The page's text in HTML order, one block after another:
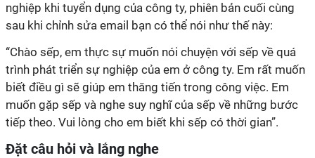
nghiệp khi tuyển dụng của công ty, phiên bản cuối cùng
sau khi chỉnh sửa email bạn có thể nói như thế này:
“Chào sếp, em thực sự muốn nói chuyện với sếp về quá
trình phát triển sự nghiệp của em ở công ty. Em rất muốn
biết điều gì sẽ giúp em thăng tiến trong công việc. Em
muốn gặp sếp và nghe suy nghĩ của sếp về những bước
tiếp theo. Vui lòng cho em biết khi sếp có thời gian”.
Đặt câu hỏi và lắng nghe